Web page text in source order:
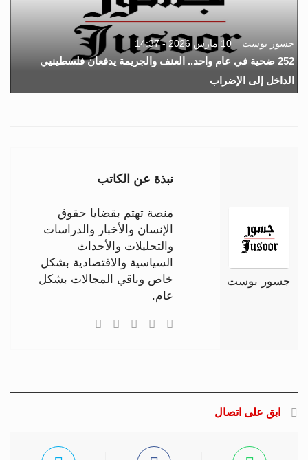
جسور بوست 10 مارس 2026 - 14:37
252 ضحية في عام واحد.. العنف والجريمة يدفعان فلسطينيي
الداخل إلى الإضراب
جسور بوست
نبذة عن الكاتب
منصة تهتم بقضايا حقوق
الإنسان والأخبار والدراسات
والتحليلات والأحداث
السياسية والاقتصادية بشكل
خاص وباقي المجالات بشكل
عام.
ابق على اتصال